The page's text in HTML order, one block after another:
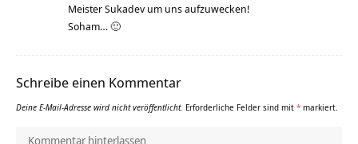
Meister Sukadev um uns aufzuwecken!
Soham… 🙂
Schreibe einen Kommentar
Deine E-Mail-Adresse wird nicht veröffentlicht. Erforderliche Felder sind mit * markiert.